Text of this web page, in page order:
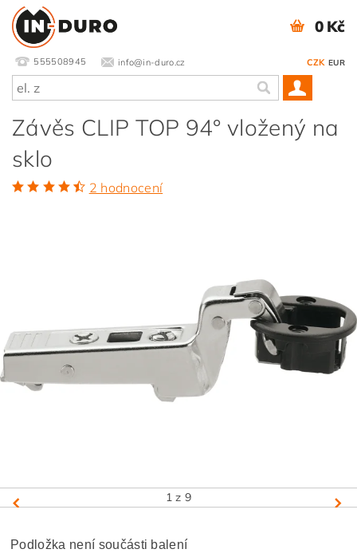
555508945 info@in-duro.cz CZK EUR
0 Kč
Závěs CLIP TOP 94° vložený na
sklo
2 hodnocení
1 z 9
Podložka není součásti balení